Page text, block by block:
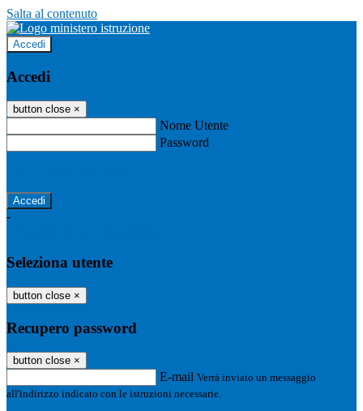
Salta al contenuto
Accedi
Accedi
button close ×
Nome Utente
Password
-
Seleziona utente
button close ×
Recupero password
button close ×
E-mail Verrà inviato un messaggio
all'indirizzo indicato con le istruzioni necessarie.